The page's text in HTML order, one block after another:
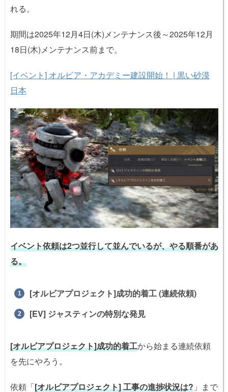
れる。
期間は2025年12月4日(木)メンテナンス後～2025年12月
18日(木)メンテナンス前まで。
[イベント] オルビア・アカデミー建設開始！ | 黒い砂漠
日本
イベント依頼は2つ並行して並んでいるが、やる順番があ
る。
[オルビアプロジェクト]成功的着工 (連続依頼)
[EV] ジャスティンの特別な発見
[オルビアプロジェクト]成功的着工から始まる連続依頼
を先にやろう。
依頼「[オルビアプロジェクト] 工事の進捗状況は? 」まで